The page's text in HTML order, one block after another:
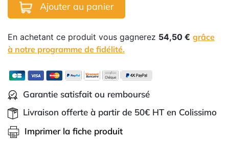
Ajouter au panier
En achetant ce produit vous gagnerez 54,50 € grâce
à notre programme de fidélité.
Garantie satisfait ou remboursé
Livraison offerte à partir de 50€ HT en Colissimo
Imprimer la fiche produit